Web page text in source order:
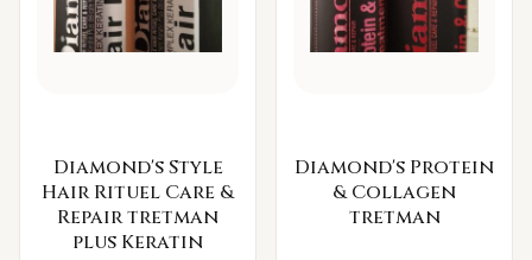
Diamond's Style
Hair Rituel Care &
Repair tretman
plus Keratin
Diamond's Protein
& Collagen
tretman